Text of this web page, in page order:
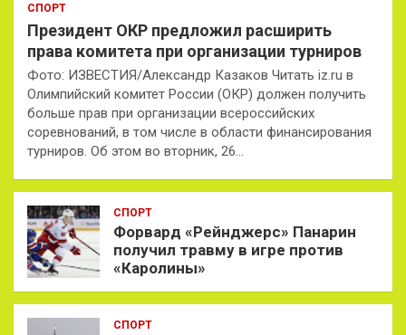
СПОРТ
Президент ОКР предложил расширить
права комитета при организации турниров
Фото: ИЗВЕСТИЯ/Александр Казаков Читать iz.ru в
Олимпийский комитет России (ОКР) должен получить
больше прав при организации всероссийских
соревнований, в том числе в области финансирования
турниров. Об этом во вторник, 26…
СПОРТ
Форвард «Рейнджерс» Панарин
получил травму в игре против
«Каролины»
СПОРТ